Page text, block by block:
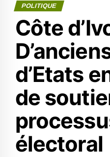
POLITIQUE
Côte
d’Etats
de
électoral